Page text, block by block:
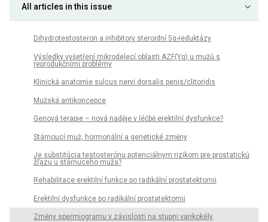
All articles in this issue
Dihydrotestosteron a inhibitory steroidní 5α-reduktázy
Výsledky vyšetření mikrodelecí oblasti AZF(Yq) u mužů s
reprodukčními problémy
Klinická anatomie sulcus nervi dorsalis penis/clitoridis
Mužská antikoncepce
Genová terapie – nová naděje v léčbě erektilní dysfunkce?
Stárnoucí muž, hormonální a genetické změny
Je substitúcia testosterónu potenciálnym rizikom pre prostatickú
žľazu u stárnuceho muža?
Rehabilitace erektilní funkce po radikální prostatektomii
Erektilní dysfunkce po radikální prostatektomii
Změny spermiogramu v závislosti na stupni varikokély